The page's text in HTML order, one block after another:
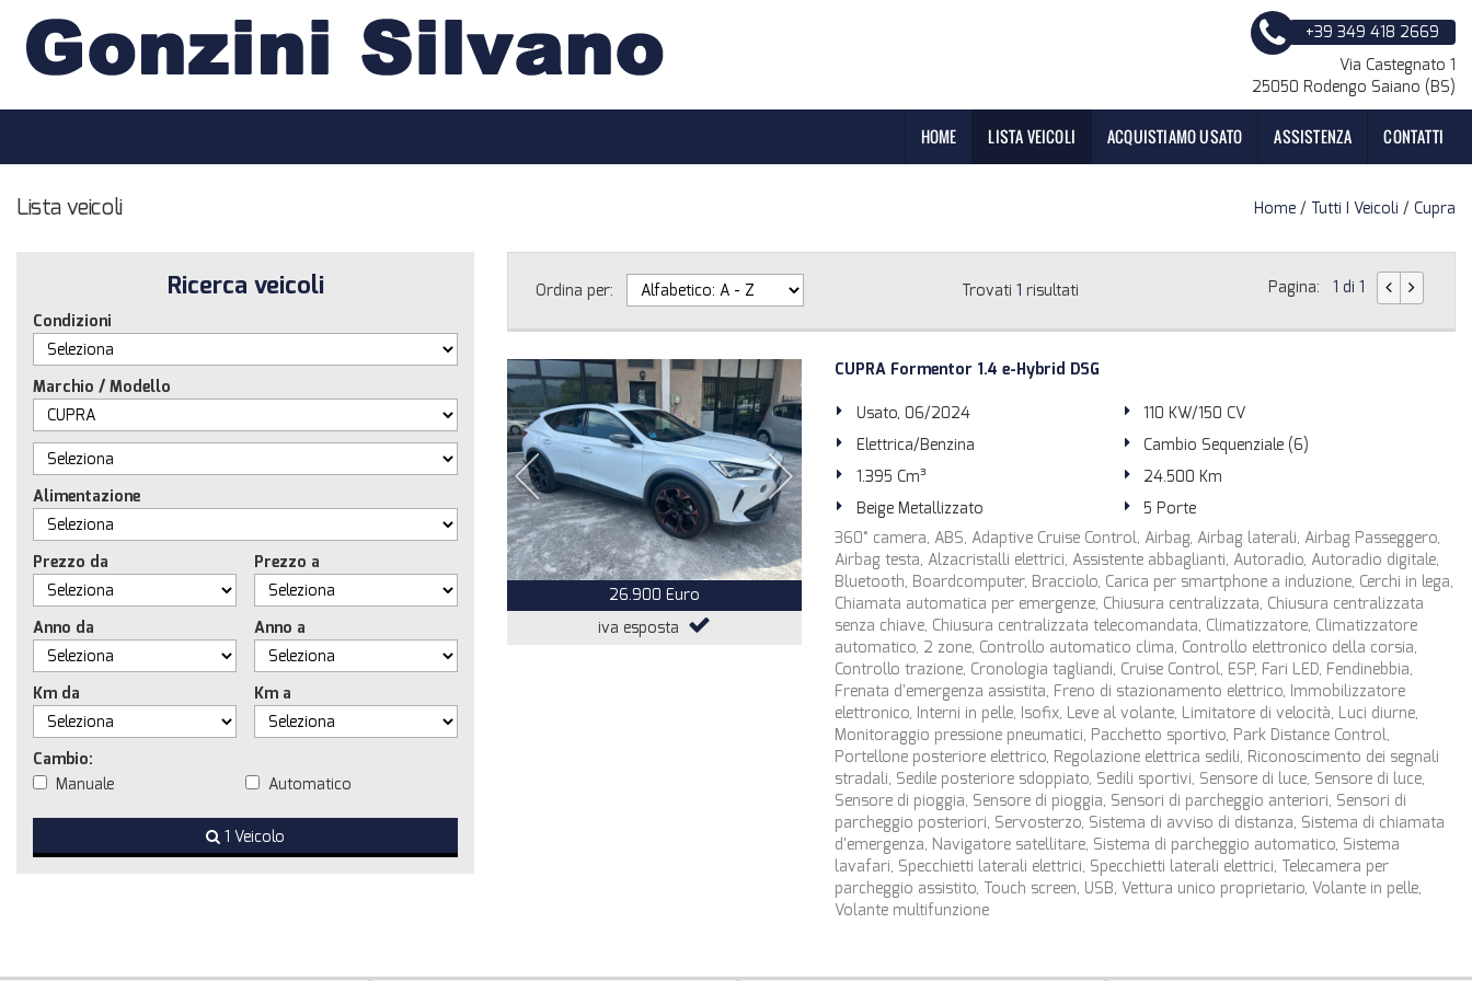
HOME
ACQUISTIAMO USATO
+39 349 418 2669
Via Castegnato 1
25050 Rodengo Saiano (BS)
HOME LISTA VEICOLI ACQUISTIAMO USATO ASSISTENZA CONTATTI
Lista veicoli Home / Tutti I Veicoli / Cupra
Ricerca veicoli
Condizioni
Marchio / Modello
Alimentazione
Prezzo da Prezzo a
Anno da Anno a
Km da Km a
Cambio:
Manuale
Automatico
1 Veicolo
Ordina per: Trovati 1 risultati Pagina: 1 di 1
26.900 Euro
iva esposta
CUPRA Formentor 1.4 e-Hybrid DSG
Usato, 06/2024
110 KW/150 CV
Elettrica/Benzina
Cambio Sequenziale (6)
1.395 Cm³
24.500 Km
Beige Metallizzato
5 Porte
360° camera, ABS, Adaptive Cruise Control, Airbag, Airbag laterali, Airbag Passeggero,
Airbag testa, Alzacristalli elettrici, Assistente abbaglianti, Autoradio, Autoradio digitale,
Bluetooth, Boardcomputer, Bracciolo, Carica per smartphone a induzione, Cerchi in lega,
Chiamata automatica per emergenze, Chiusura centralizzata, Chiusura centralizzata
senza chiave, Chiusura centralizzata telecomandata, Climatizzatore, Climatizzatore
automatico, 2 zone, Controllo automatico clima, Controllo elettronico della corsia,
Controllo trazione, Cronologia tagliandi, Cruise Control, ESP, Fari LED, Fendinebbia,
Frenata d'emergenza assistita, Freno di stazionamento elettrico, Immobilizzatore
elettronico, Interni in pelle, Isofix, Leve al volante, Limitatore di velocità, Luci diurne,
Monitoraggio pressione pneumatici, Pacchetto sportivo, Park Distance Control,
Portellone posteriore elettrico, Regolazione elettrica sedili, Riconoscimento dei segnali
stradali, Sedile posteriore sdoppiato, Sedili sportivi, Sensore di luce, Sensore di luce,
Sensore di pioggia, Sensore di pioggia, Sensori di parcheggio anteriori, Sensori di
parcheggio posteriori, Servosterzo, Sistema di avviso di distanza, Sistema di chiamata
d'emergenza, Navigatore satellitare, Sistema di parcheggio automatico, Sistema
lavafari, Specchietti laterali elettrici, Specchietti laterali elettrici, Telecamera per
parcheggio assistito, Touch screen, USB, Vettura unico proprietario, Volante in pelle,
Volante multifunzione